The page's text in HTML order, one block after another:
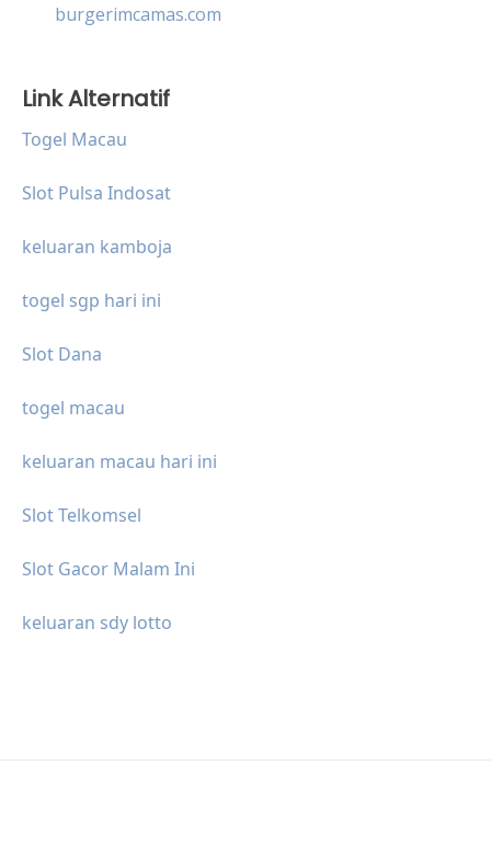
burgerimcamas.com
Link Alternatif
Togel Macau
Slot Pulsa Indosat
keluaran kamboja
togel sgp hari ini
Slot Dana
togel macau
keluaran macau hari ini
Slot Telkomsel
Slot Gacor Malam Ini
keluaran sdy lotto